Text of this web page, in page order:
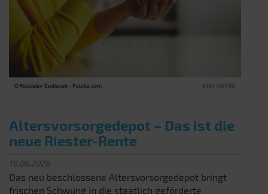
Altersvorsorgedepot – Das ist die
neue Riester-Rente
16.06.2026
Das neu beschlossene Altersvorsorgedepot bringt
frischen Schwung in die staatlich geförderte